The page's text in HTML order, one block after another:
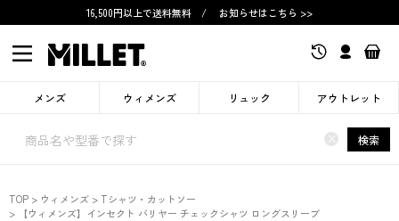
16,500円以上で送料無料 / お知らせはこちら >>
メンズ ウィメンズ リュック アウトレット
× 検索
TOP ウィメンズ
Tシャツ・カットソー
【ウィメンズ】インセクト バリヤー チェックシャツ ロングスリーブ